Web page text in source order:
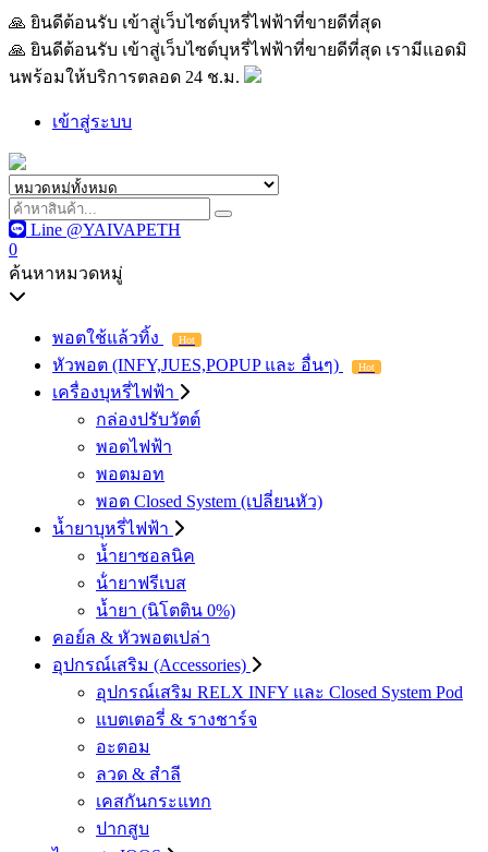
🙏 ยินดีต้อนรับ เข้าสู่เว็บไซต์บุหรี่ไฟฟ้าที่ขายดีที่สุด เรามีแอดมิน
🙏 ยินดีต้อนรับ เข้าสู่เว็บไซต์บุหรี่ไฟฟ้าที่ขายดีที่สุด เรามีแอดมิ
นพร้อมให้บริการตลอด 24 ช.ม.
เข้าสู่ระบบ
Line @YAIVAPETH
0
ค้นหาหมวดหมู่
พอตใช้แล้วทิ้ง Hot
หัวพอต (INFY,JUES,POPUP และ อื่นๆ) Hot
เครื่องบุหรี่ไฟฟ้า
กล่องปรับวัตต์
พอตไฟฟ้า
พอตมอท
พอต Closed System (เปลี่ยนหัว)
น้ำยาบุหรี่ไฟฟ้า
น้ำยาซอลนิค
น้ํายาฟรีเบส
น้ำยา (นิโตติน 0%)
คอย์ล & หัวพอตเปล่า
อุปกรณ์เสริม (Accessories)
อุปกรณ์เสริม RELX INFY และ Closed System Pod
แบตเตอรี่ & รางชาร์จ
อะตอม
ลวด ​& สำลี
เคสกันกระแทก
ปากสูบ